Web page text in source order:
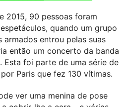
2015, 90 pessoas foram
quando um grupo
entrou pelas suas
então um concerto da banda
Esta foi parte de uma série de
Paris que fez 130 vítimas.
ver uma menina de pose